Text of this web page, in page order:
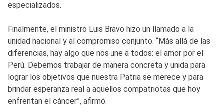
especializados.
Finalmente, el ministro Luis Bravo hizo un llamado a la
unidad nacional y al compromiso conjunto. “Más allá de las
diferencias, hay algo que nos une a todos: el amor por el
Perú. Debemos trabajar de manera concreta y unida para
lograr los objetivos que nuestra Patria se merece y para
brindar esperanza real a aquellos compatriotas que hoy
enfrentan el cáncer”, afirmó.